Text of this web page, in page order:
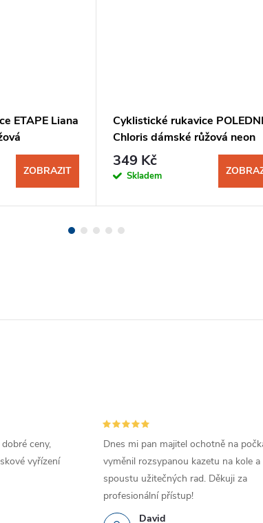
ETAPE Liana
ZOBRAZIT
Cyklistické rukavice
Chloris dámské růžová neon
349 Kč
Skladem
ceny,
vyřízení
David
Dnes mi pan majitel ochotně na
vyměnil rozsypanou kazetu na kole a
spoustu užitečných rad. Děkuji za
profesionální přístup!